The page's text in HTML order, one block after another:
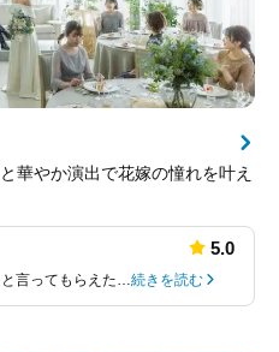
華やか演出で花嫁の憧れを叶え
5.0
言ってもらえた… 続きを読む